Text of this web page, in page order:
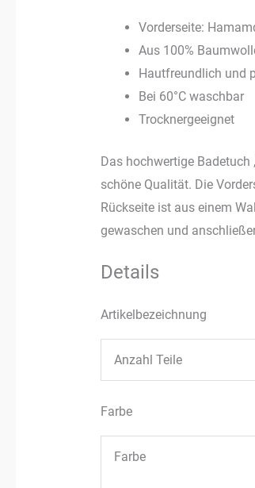
Vorderseite:
Aus 100%
Hautfreundlich und
Bei 60°C waschbar
Trocknergeeignet
Das hochwertige Badetuch
schöne Qualität. Die
Rückseite ist aus einem
gewaschen und
Details
Artikelbezeichnung
Anzahl Teile
Farbe
Farbe